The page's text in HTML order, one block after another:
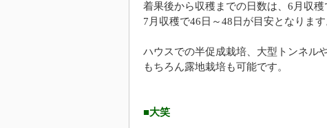
着果後から収穫までの日数は、6月収穫
7月収穫で46日～48日が目安となります
ハウスでの半促成栽培、大型トンネル
もちろん露地栽培も可能です。
■大笑